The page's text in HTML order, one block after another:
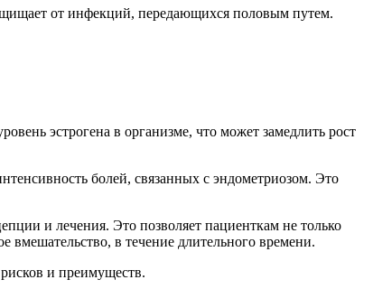
от инфекций, передающихся половым путем.
эстрогена в организме, что может замедлить рост
болей, связанных с эндометриозом. Это
и лечения. Это позволяет пациенткам не только
вмешательство, в течение длительного времени.
и преимуществ.